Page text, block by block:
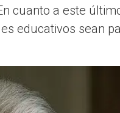
cuanto a este
educativos sean